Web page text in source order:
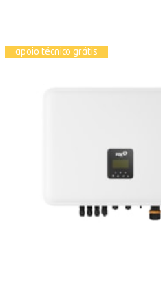
apoio técnico grátis